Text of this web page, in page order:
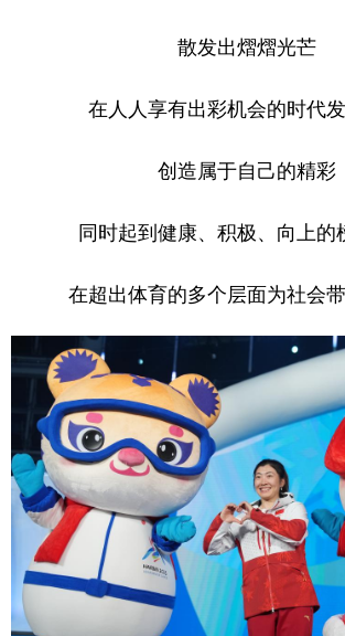
散发出熠熠光芒
在人人享有出彩机会的时代
创造属于自己的精彩
同时起到健康、积极、向上的
在超出体育的多个层面为社会